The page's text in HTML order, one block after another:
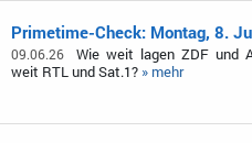
Primetime-Check: Montag, 8.
09.06.26
Wie weit lagen ZDF und
weit RTL und Sat.1? » mehr